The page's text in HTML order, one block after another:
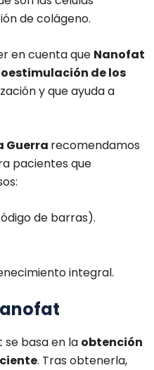
de colágeno.
en cuenta que Nanofat
de los
y que ayuda a
Guerra recomendamos
pacientes que
de barras).
integral.
basa en la obtención
. Tras obtenerla,